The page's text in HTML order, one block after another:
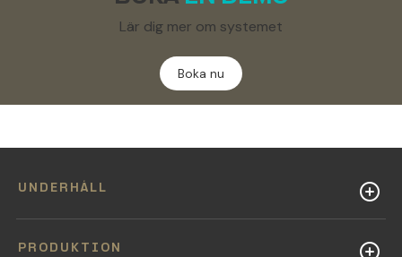
Lär dig mer om systemet
Boka nu
UNDERHÅLL
PRODUKTION